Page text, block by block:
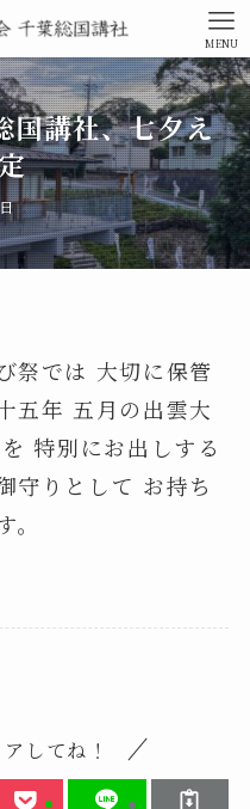
MENU
国講社、七夕え
祭では 大切に保管
五年 五月の出雲大
特別にお出しする
守りとして お持ち
してね！